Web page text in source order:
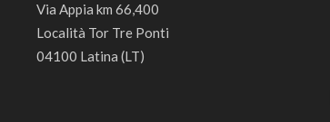
Via Appia km 66,400
Località Tor Tre Ponti
04100 Latina (LT)